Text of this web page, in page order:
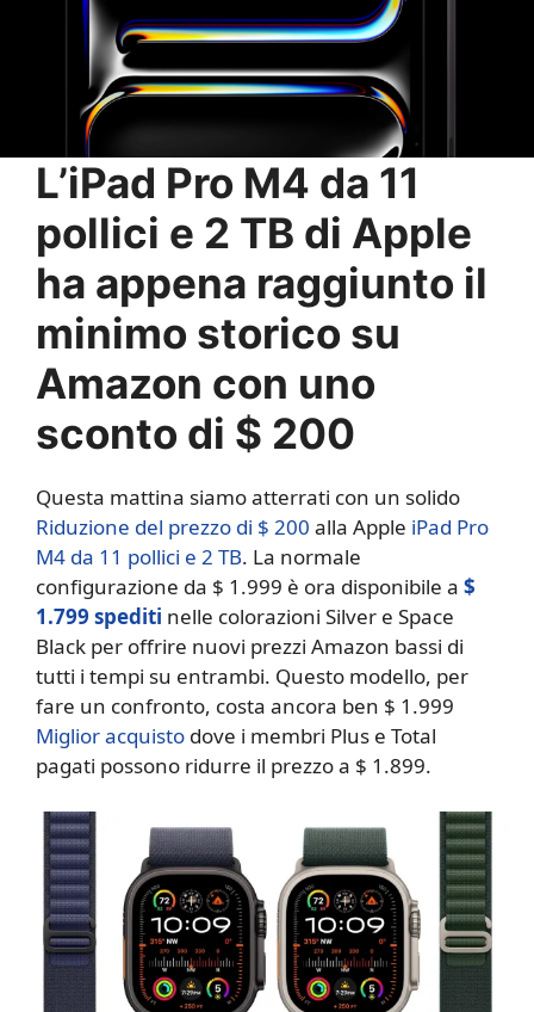
L’iPad Pro M4 da 11
pollici e 2 TB di Apple
ha appena raggiunto il
minimo storico su
Amazon con uno
sconto di $ 200
Questa mattina siamo atterrati con un solido
Riduzione del prezzo di $ 200 alla Apple iPad Pro
M4 da 11 pollici e 2 TB. La normale
configurazione da $ 1.999 è ora disponibile a $
1.799 spediti nelle colorazioni Silver e Space
Black per offrire nuovi prezzi Amazon bassi di
tutti i tempi su entrambi. Questo modello, per
fare un confronto, costa ancora ben $ 1.999
Miglior acquisto dove i membri Plus e Total
pagati possono ridurre il prezzo a $ 1.899.